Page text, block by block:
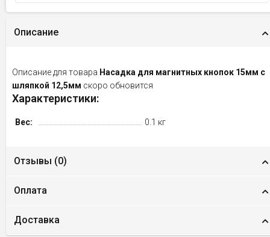
Описание
Описание для товара Насадка для магнитных кнопок 15мм с
шляпкой 12,5мм скоро обновится
Характеристики:
Вес: 0.1 кг
Отзывы (0)
Оплата
Доставка